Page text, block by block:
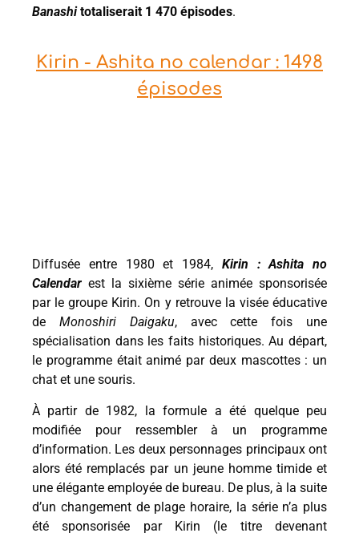
Banashitotaliserait 1 470 épisodes.
Kirin - Ashita no calendar : 1498
épisodes
Diffusée entre 1980 et 1984, Kirin : Ashita no
Calendar est la sixième série animée sponsorisée
par le groupe Kirin. On y retrouve la visée éducative
de Monoshiri Daigaku, avec cette fois une
spécialisation dans les faits historiques. Au départ,
le programme était animé par deux mascottes : un
chat et une souris.
À partir de 1982, la formule a été quelque peu
modifiée pour ressembler à un programme
d’information. Les deux personnages principaux ont
alors été remplacés par un jeune homme timide et
une élégante employée de bureau. De plus, à la suite
d’un changement de plage horaire, la série n’a plus
été sponsorisée par Kirin (le titre devenant